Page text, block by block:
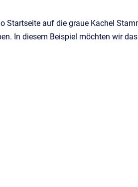
Startseite auf die graue Kachel
In diesem Beispiel möchten wir